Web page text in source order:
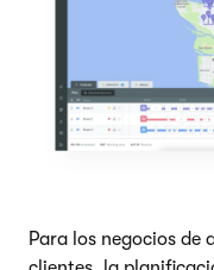
Para los negocios de